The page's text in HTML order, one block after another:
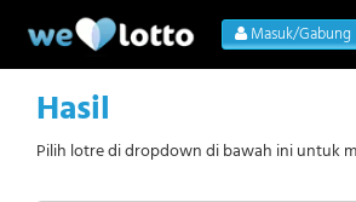
Masuk/Gabung
Hasil
Pilih lotre di dropdown di bawah ini untuk